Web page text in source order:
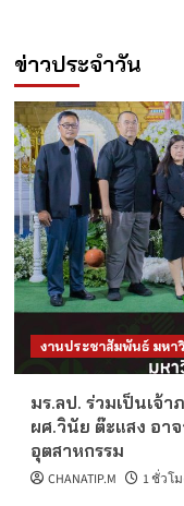
ข่าวประจำวัน
งานประชาสัมพันธ์ มหา
มร.ลป. ร่วมเป็นเจ้
ผศ.วินัย ต๊ะแสง อา
อุตสาหกรรม
CHANATIP.M 1 ชั่วโ